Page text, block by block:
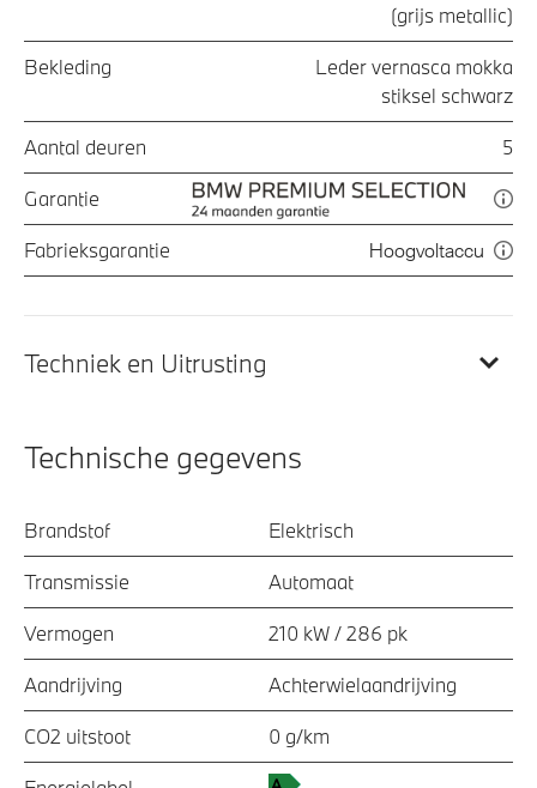
(grijs metallic)
Bekleding
Leder vernasca mokka
stiksel schwarz
Aantal deuren 5
Garantie
Fabrieksgarantie Hoogvoltaccu
Techniek en Uitrusting
Technische gegevens
Brandstof Elektrisch
Transmissie Automaat
Vermogen 210 kW / 286 pk
Aandrijving Achterwielaandrijving
CO2 uitstoot 0 g/km